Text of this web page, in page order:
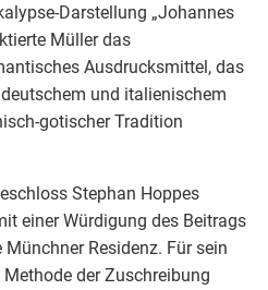
Darstellung „Johannes
Müller das
Ausdrucksmittel, das
und italienischem
gotischer Tradition
Stephan Hoppes
einer Würdigung des Beitrags
Residenz. Für sein
der Zuschreibung